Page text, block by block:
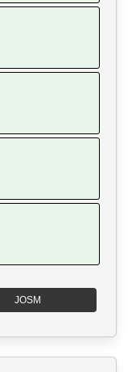
JOSM